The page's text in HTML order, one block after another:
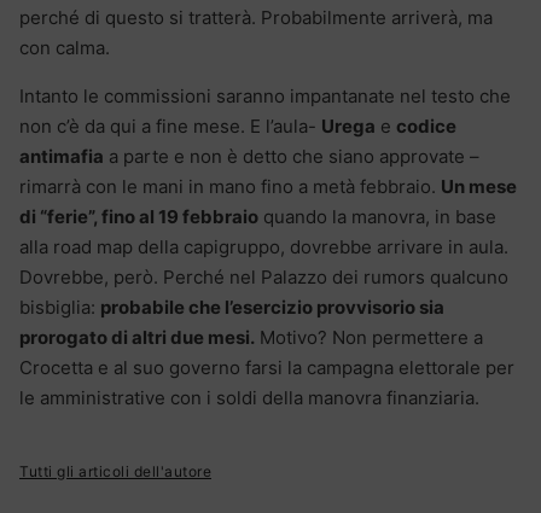
perché di questo si tratterà. Probabilmente arriverà, ma
con calma.
Intanto le commissioni saranno impantanate nel testo che
non c’è da qui a fine mese. E l’aula- Urega e codice
antimafia a parte e non è detto che siano approvate –
rimarrà con le mani in mano fino a metà febbraio. Un mese
di “ferie”, fino al 19 febbraio quando la manovra, in base
alla road map della capigruppo, dovrebbe arrivare in aula.
Dovrebbe, però. Perché nel Palazzo dei rumors qualcuno
bisbiglia: probabile che l’esercizio provvisorio sia
prorogato di altri due mesi. Motivo? Non permettere a
Crocetta e al suo governo farsi la campagna elettorale per
le amministrative con i soldi della manovra finanziaria.
Tutti gli articoli dell'autore